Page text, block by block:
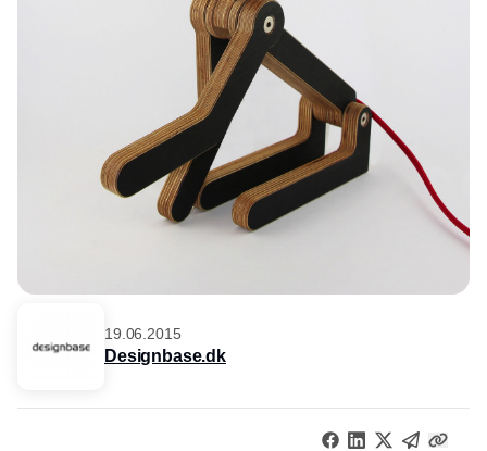
19.06.2015
Designbase.dk